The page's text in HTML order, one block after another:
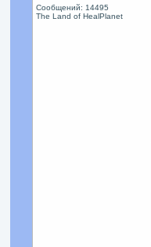
Сообщений: 14495
The Land of HealPlanet